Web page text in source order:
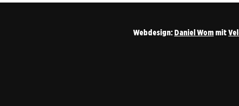
Webdesign: Daniel Wom mit